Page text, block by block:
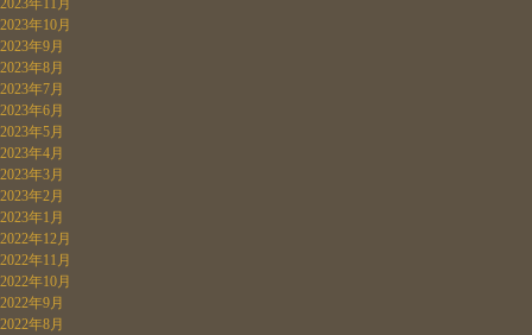
2023年11月
2023年10月
2023年9月
2023年8月
2023年7月
2023年6月
2023年5月
2023年4月
2023年3月
2023年2月
2023年1月
2022年12月
2022年11月
2022年10月
2022年9月
2022年8月